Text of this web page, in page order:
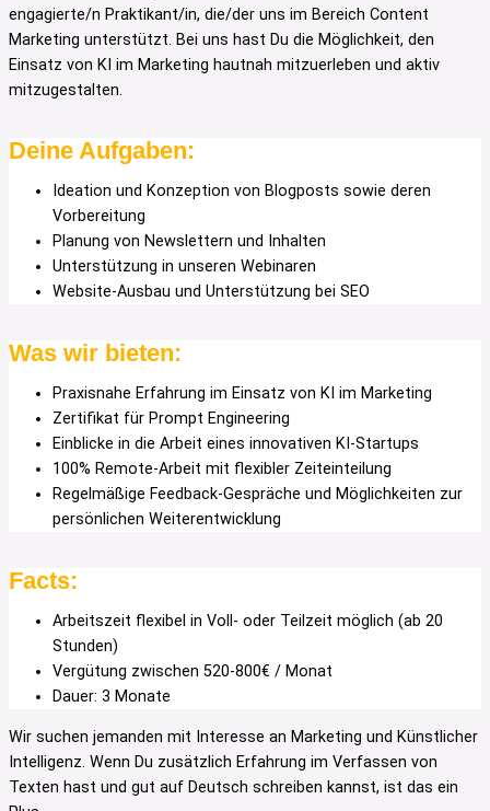
engagierte/n Praktikant/in, die/der uns im Bereich Content
Marketing unterstützt. Bei uns hast Du die Möglichkeit, den
Einsatz von KI im Marketing hautnah mitzuerleben und aktiv
mitzugestalten.
Deine Aufgaben:
Ideation und Konzeption von Blogposts sowie deren
Vorbereitung
Planung von Newslettern und Inhalten
Unterstützung in unseren Webinaren
Website-Ausbau und Unterstützung bei SEO
Was wir bieten:
Praxisnahe Erfahrung im Einsatz von KI im Marketing
Zertifikat für Prompt Engineering
Einblicke in die Arbeit eines innovativen KI-Startups
100% Remote-Arbeit mit flexibler Zeiteinteilung
Regelmäßige Feedback-Gespräche und Möglichkeiten zur
persönlichen Weiterentwicklung
Facts:
Arbeitszeit flexibel in Voll- oder Teilzeit möglich (ab 20
Stunden)
Vergütung zwischen 520-800€ / Monat
Dauer: 3 Monate
Wir suchen jemanden mit Interesse an Marketing und Künstlicher
Intelligenz. Wenn Du zusätzlich Erfahrung im Verfassen von
Texten hast und gut auf Deutsch schreiben kannst, ist das ein